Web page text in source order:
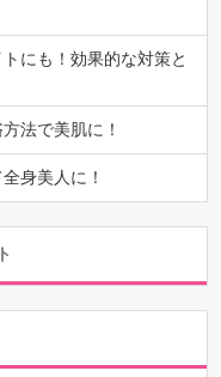
にも！効果的な対策と
法で美肌に！
身美人に！